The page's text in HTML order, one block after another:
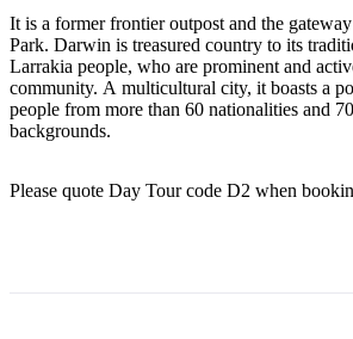
按
地
區
索
劃
您
的
旅
規
劃
工
具
It is a former frontier outpost and the
Park. Darwin is treasured country to its
Larrakia people, who are prominent and
community. A multicultural city, it boasts a
people from more than 60 nationalities and
backgrounds.
Please quote Day Tour code D2 when